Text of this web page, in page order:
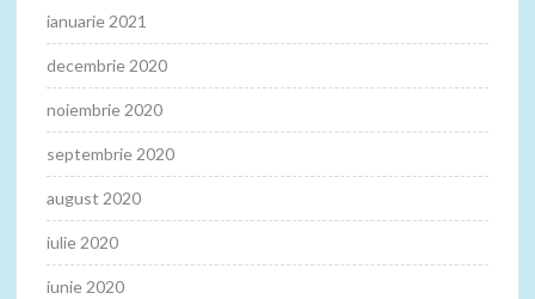
ianuarie 2021
decembrie 2020
noiembrie 2020
septembrie 2020
august 2020
iulie 2020
iunie 2020